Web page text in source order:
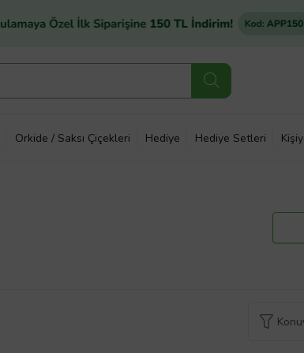
Orkide / Saksı Çiçekleri Hediye Hediye Setleri